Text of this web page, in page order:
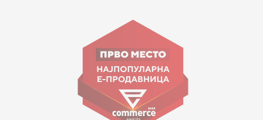
ул. Гоце Николовски бр.74 Скопје
contact@mytime.mk
Работно време:
09:00 до 17:00